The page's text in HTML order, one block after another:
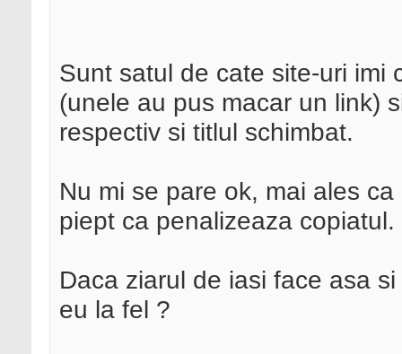
Sunt satul de cate site-uri imi
(unele au pus macar un link)
respectiv si titlul schimbat.
Nu mi se pare ok, mai ales
piept ca penalizeaza copiatul.
Daca ziarul de iasi face asa
eu la fel ?